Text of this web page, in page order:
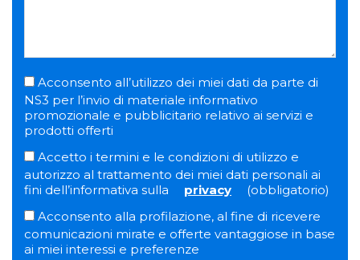
Acconsento all’utilizzo dei miei dati da parte di
NS3 per l’invio di materiale informativo
promozionale e pubblicitario relativo ai servizi e
prodotti offerti
Accetto i termini e le condizioni di utilizzo e
autorizzo al trattamento dei miei dati personali ai
fini dell’informativa sulla
privacy
(obbligatorio)
Acconsento alla profilazione, al fine di ricevere
comunicazioni mirate e offerte vantaggiose in base
ai miei interessi e preferenze